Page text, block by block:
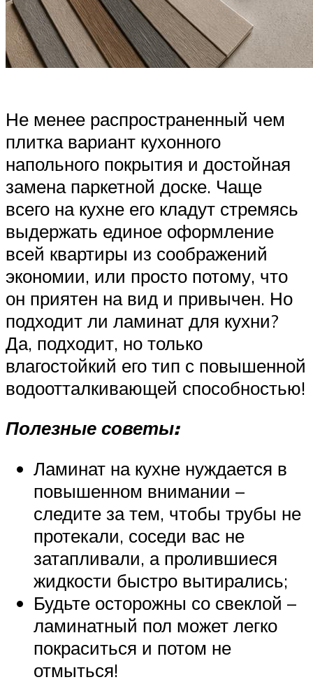
Не менее распространенный чем
плитка вариант кухонного
напольного покрытия и достойная
замена паркетной доске. Чаще
всего на кухне его кладут стремясь
выдержать единое оформление
всей квартиры из соображений
экономии, или просто потому, что
он приятен на вид и привычен. Но
подходит ли ламинат для кухни?
Да, подходит, но только
влагостойкий его тип с повышенной
водоотталкивающей способностью!
Полезные советы:
Ламинат на кухне нуждается в
повышенном внимании –
следите за тем, чтобы трубы не
протекали, соседи вас не
затапливали, а пролившиеся
жидкости быстро вытирались;
Будьте осторожны со свеклой –
ламинатный пол может легко
покраситься и потом не
отмыться!